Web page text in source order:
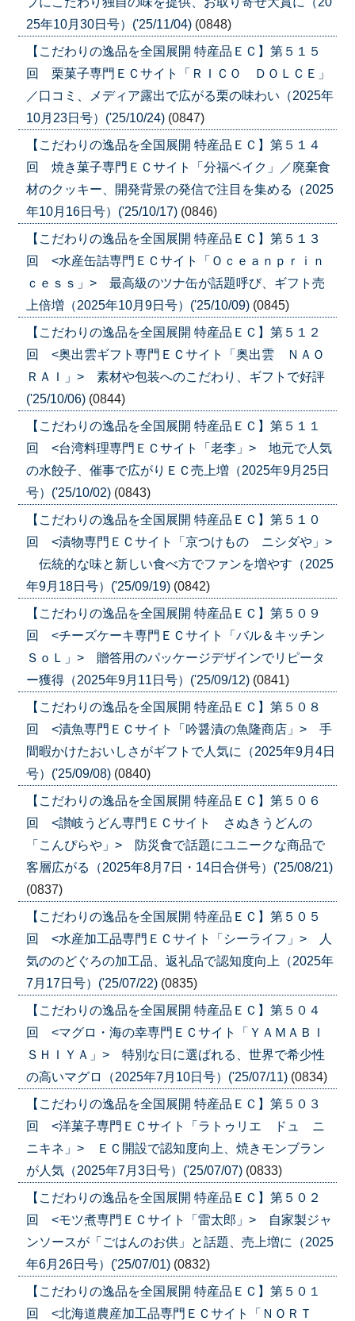
25年10月30日号）('25/11/04) (0848)
【こだわりの逸品を全国展開 特産品ＥＣ】第５１５
回 栗菓子専門ＥＣサイト「ＲＩＣＯ ＤＯＬＣＥ」
／口コミ、メディア露出で広がる栗の味わい（2025年
10月23日号）('25/10/24) (0847)
【こだわりの逸品を全国展開 特産品ＥＣ】第５１４
回 焼き菓子専門ＥＣサイト「分福ベイク」／廃棄食
材のクッキー、開発背景の発信で注目を集める（2025
年10月16日号）('25/10/17) (0846)
【こだわりの逸品を全国展開 特産品ＥＣ】第５１３
回 <水産缶詰専門ＥＣサイト「Ｏｃｅａｎｐｒｉｎ
ｃｅｓｓ」> 最高級のツナ缶が話題呼び、ギフト売
上倍増（2025年10月9日号）('25/10/09) (0845)
【こだわりの逸品を全国展開 特産品ＥＣ】第５１２
回 <奥出雲ギフト専門ＥＣサイト「奥出雲 ＮＡＯ
ＲＡＩ」> 素材や包装へのこだわり、ギフトで好評
('25/10/06) (0844)
【こだわりの逸品を全国展開 特産品ＥＣ】第５１１
回 <台湾料理専門ＥＣサイト「老李」> 地元で人気
の水餃子、催事で広がりＥＣ売上増（2025年9月25日
号）('25/10/02) (0843)
【こだわりの逸品を全国展開 特産品ＥＣ】第５１０
回 <漬物専門ＥＣサイト「京つけもの ニシダや」>
伝統的な味と新しい食べ方でファンを増やす（2025
年9月18日号）('25/09/19) (0842)
【こだわりの逸品を全国展開 特産品ＥＣ】第５０９
回 <チーズケーキ専門ＥＣサイト「バル＆キッチン
ＳｏＬ」> 贈答用のパッケージデザインでリピータ
ー獲得（2025年9月11日号）('25/09/12) (0841)
【こだわりの逸品を全国展開 特産品ＥＣ】第５０８
回 <漬魚専門ＥＣサイト「吟醤漬の魚隆商店」> 手
間暇かけたおいしさがギフトで人気に（2025年9月4日
号）('25/09/08) (0840)
【こだわりの逸品を全国展開 特産品ＥＣ】第５０６
回 <讃岐うどん専門ＥＣサイト さぬきうどんの
「こんぴらや」> 防災食で話題にユニークな商品で
客層広がる（2025年8月7日・14日合併号）('25/08/21)
(0837)
【こだわりの逸品を全国展開 特産品ＥＣ】第５０５
回 <水産加工品専門ＥＣサイト「シーライフ」> 人
気ののどぐろの加工品、返礼品で認知度向上（2025年
7月17日号）('25/07/22) (0835)
【こだわりの逸品を全国展開 特産品ＥＣ】第５０４
回 <マグロ・海の幸専門ＥＣサイト「ＹＡＭＡＢＩ
ＳＨＩＹＡ」> 特別な日に選ばれる、世界で希少性
の高いマグロ（2025年7月10日号）('25/07/11) (0834)
【こだわりの逸品を全国展開 特産品ＥＣ】第５０３
回 <洋菓子専門ＥＣサイト「ラトゥリエ ドュ ニ
ニキネ」> ＥＣ開設で認知度向上、焼きモンブラン
が人気（2025年7月3日号）('25/07/07) (0833)
【こだわりの逸品を全国展開 特産品ＥＣ】第５０２
回 <モツ煮専門ＥＣサイト「雷太郎」> 自家製ジャ
ンソースが「ごはんのお供」と話題、売上増に（2025
年6月26日号）('25/07/01) (0832)
【こだわりの逸品を全国展開 特産品ＥＣ】第５０１
回 <北海道農産加工品専門ＥＣサイト「ＮＯＲＴ